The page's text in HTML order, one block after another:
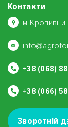
Контакти
+38 (068)
+38 (066)
Зворотнiй